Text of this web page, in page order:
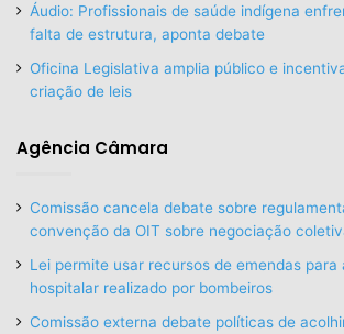
Áudio: Profissionais de saúde indígena
falta de estrutura, aponta debate
Oficina Legislativa amplia público e
criação de leis
Agência Câmara
Comissão cancela debate sobre
convenção da OIT sobre negociação
Lei permite usar recursos de emendas
hospitalar realizado por bombeiros
Comissão externa debate políticas de